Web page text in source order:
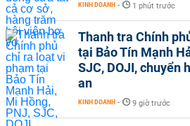
KINH DOANH - 1 phút trước
Thanh tra Chính
tại Bảo Tín Mạnh
SJC, DOJI, chuyển
an
KINH DOANH - 9 giờ trước